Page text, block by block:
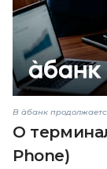
В àбанк
О
Phone)